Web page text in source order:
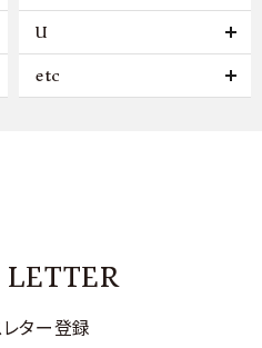
U
etc
ター登録